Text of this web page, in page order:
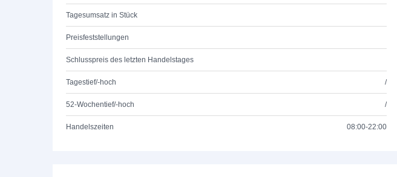
Tagesumsatz in Stück
Preisfeststellungen
Schlusspreis des letzten Handelstages
Tagestief/-hoch /
52-Wochentief/-hoch /
Handelszeiten 08:00-22:00